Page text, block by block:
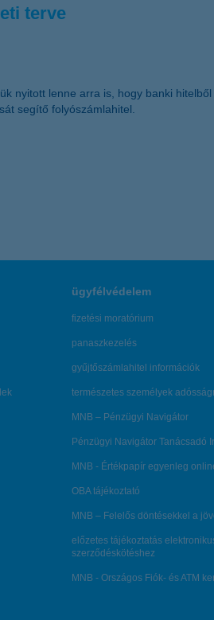
terve
nyitott lenne arra is, hogy banki
segítő folyószámlahitel.
ügyfélvédelem
fizetési moratórium
panaszkezelés
gyűjtőszámlahitel információk
természetes személyek
MNB – Pénzügyi Navigátor
Pénzügyi Navigátor Tanácsadó
MNB - Értékpapír egyenleg
OBA tájékoztató
MNB – Felelős döntésekkel a
előzetes tájékoztatás
szerződéskötéshez
MNB - Országos Fiók- és ATM